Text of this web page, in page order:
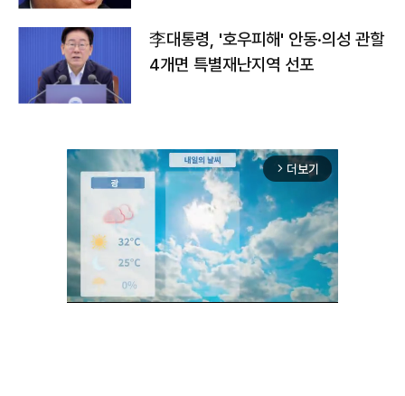
李대통령, '호우피해' 안동·의성 관할
4개면 특별재난지역 선포
arrow_forward_ios 더보기